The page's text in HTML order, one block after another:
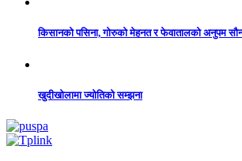
किसानको पसिना, गोरुको मेहनत र फेवातालको अनुपम
खुदीखोलामा ज्योतिको सम्झना